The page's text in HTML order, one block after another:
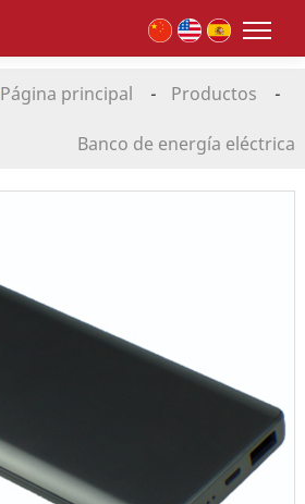
Página principal - Productos -
Banco de energía eléctrica